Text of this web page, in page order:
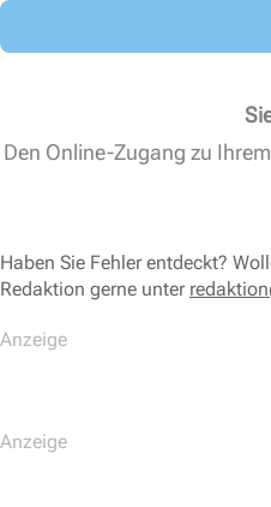
Den Online-Zugang zu
Haben Sie Fehler entdeckt?
Redaktion gerne unter